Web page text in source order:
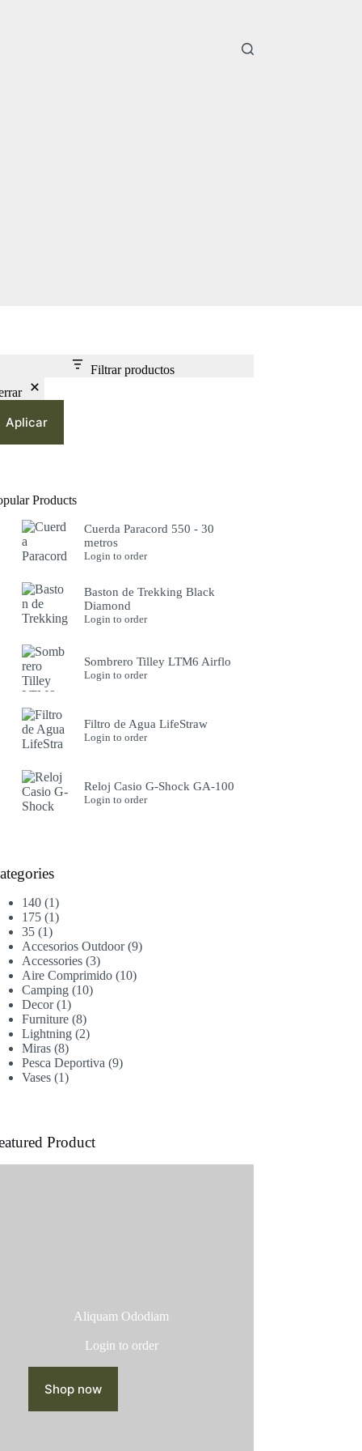
Filtrar productos
Aplicar
Products
Cuerda Paracord 550 - 30
metros
Login to order
Baston de Trekking Black
Diamond
Login to order
Sombrero Tilley LTM6 Airflo
Login to order
Filtro de Agua LifeStraw
Login to order
Reloj Casio G-Shock GA-100
Login to order
140 11
producto
175 11
35 11
producto
Accesorios Outdoor 99
Accessories 33
productos
Aire Comprimido 1010
Camping 1010
Decor 11
producto
Furniture 88
productos
Lightning 22
Miras 88
productos
Pesca Deportiva 99
Vases 11
Product
Aliquam Ododiam
Login to order
Shop now